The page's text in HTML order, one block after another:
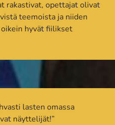
rakastivat, opettajat olivat
teemoista ja niiden
hyvät fiilikset
lasten omassa
näyttelijät!”